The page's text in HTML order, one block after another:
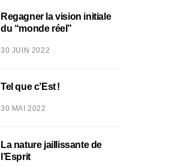
Regagner la vision initiale
du “monde réel”
30 JUIN 2022
Tel que c’Est !
30 MAI 2022
La nature jaillissante de
l’Esprit